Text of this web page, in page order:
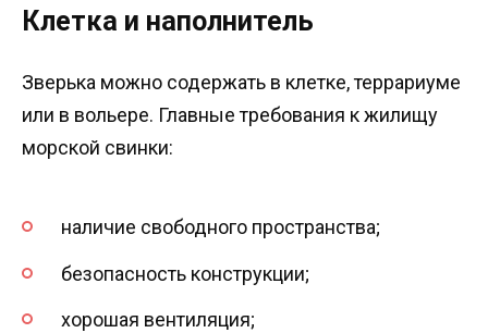
Клетка и наполнитель
Зверька можно содержать в клетке, террариуме
или в вольере. Главные требования к жилищу
морской свинки:
наличие свободного пространства;
безопасность конструкции;
хорошая вентиляция;